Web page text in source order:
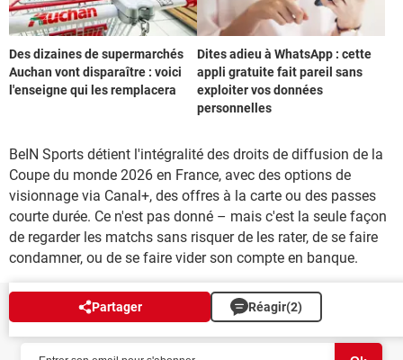
Des dizaines de supermarchés
Auchan vont disparaître : voici
l'enseigne qui les remplacera
Dites adieu à WhatsApp : cette
appli gratuite fait pareil sans
exploiter vos données
personnelles
BeIN Sports détient l'intégralité des droits de diffusion de la
Coupe du monde 2026 en France, avec des options de
visionnage via Canal+, des offres à la carte ou des passes
courte durée. Ce n'est pas donné – mais c'est la seule façon
de regarder les matchs sans risquer de les rater, de se faire
condamner, ou de se faire vider son compte en banque.
Partager Réagir(2)
NEWSLETTER